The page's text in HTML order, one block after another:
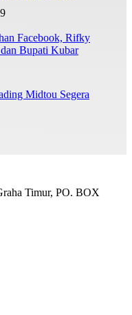
Facebook, Rifky
Bupati Kubar
Midtou Segera
Timur, PO. BOX